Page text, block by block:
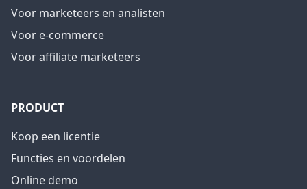
Voor marketeers en analisten
Voor e-commerce
Voor affiliate marketeers
PRODUCT
Koop een licentie
Functies en voordelen
Online demo